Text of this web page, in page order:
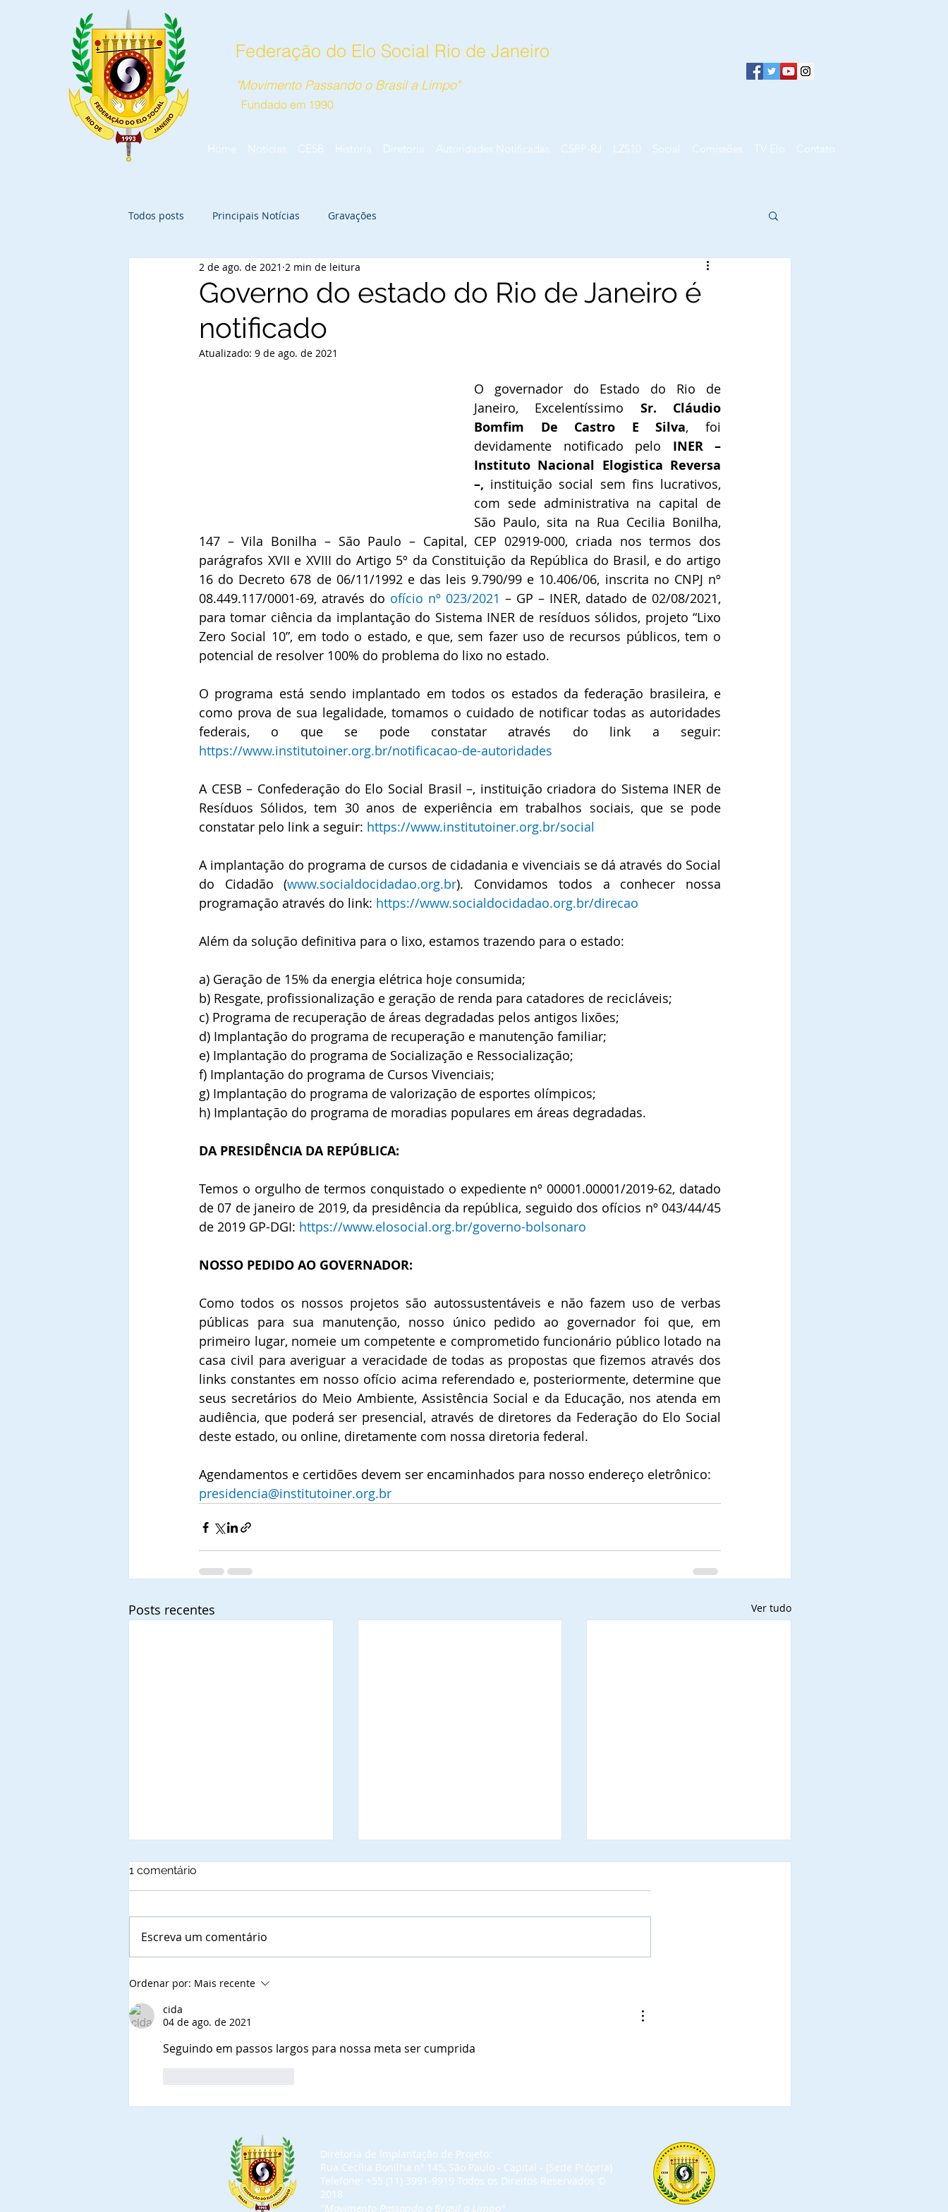
Federação do Elo Social Rio de Janeiro
"Movimento Passando o Brasil a Limpo"
Fundado em 1990
Home Notícias CESB História Diretoria Autoridades Notificadas CSRP-RJ LZS10 Social Comissões TV Elo Contato
Todos posts Principais Notícias Gravações
Governo do estado do Rio de Janeiro é
notificado
2 de ago. de 2021 2 min de leitura
Atualizado: 9 de ago. de 2021
O governador do Estado do Rio de
Janeiro, Excelentíssimo Sr. Cláudio
Bomfim De Castro E Silva, foi
devidamente notificado pelo INER –
Instituto Nacional Elogistica Reversa
–, instituição social sem fins lucrativos,
com sede administrativa na capital de
São Paulo, sita na Rua Cecilia Bonilha,
147 – Vila Bonilha – São Paulo – Capital, CEP 02919-000, criada nos termos dos
parágrafos XVII e XVIII do Artigo 5º da Constituição da República do Brasil, e do artigo
16 do Decreto 678 de 06/11/1992 e das leis 9.790/99 e 10.406/06, inscrita no CNPJ nº
08.449.117/0001-69, através do ofício nº 023/2021 – GP – INER, datado de 02/08/2021,
para tomar ciência da implantação do Sistema INER de resíduos sólidos, projeto “Lixo
Zero Social 10”, em todo o estado, e que, sem fazer uso de recursos públicos, tem o
potencial de resolver 100% do problema do lixo no estado.
O programa está sendo implantado em todos os estados da federação brasileira, e
como prova de sua legalidade, tomamos o cuidado de notificar todas as autoridades
https://www.institutoiner.org.br/notificacao-de-autoridades
A CESB – Confederação do Elo Social Brasil –, instituição criadora do Sistema INER de
Resíduos Sólidos, tem 30 anos de experiência em trabalhos sociais, que se pode
constatar pelo link a seguir: https://www.institutoiner.org.br/social
A implantação do programa de cursos de cidadania e vivenciais se dá através do Social
do Cidadão (www.socialdocidadao.org.br). Convidamos todos a conhecer nossa
programação através do link: https://www.socialdocidadao.org.br/direcao
Além da solução definitiva para o lixo, estamos trazendo para o estado:
a) Geração de 15% da energia elétrica hoje consumida;
b) Resgate, profissionalização e geração de renda para catadores de recicláveis;
c) Programa de recuperação de áreas degradadas pelos antigos lixões;
d) Implantação do programa de recuperação e manutenção familiar;
e) Implantação do programa de Socialização e Ressocialização;
f) Implantação do programa de Cursos Vivenciais;
g) Implantação do programa de valorização de esportes olímpicos;
h) Implantação do programa de moradias populares em áreas degradadas.
DA PRESIDÊNCIA DA REPÚBLICA:
Temos o orgulho de termos conquistado o expediente nº 00001.00001/2019-62, datado
de 07 de janeiro de 2019, da presidência da república, seguido dos ofícios nº 043/44/45
de 2019 GP-DGI: https://www.elosocial.org.br/governo-bolsonaro
NOSSO PEDIDO AO GOVERNADOR:
Como todos os nossos projetos são autossustentáveis e não fazem uso de verbas
públicas para sua manutenção, nosso único pedido ao governador foi que, em
primeiro lugar, nomeie um competente e comprometido funcionário público lotado na
casa civil para averiguar a veracidade de todas as propostas que fizemos através dos
links constantes em nosso ofício acima referendado e, posteriormente, determine que
seus secretários do Meio Ambiente, Assistência Social e da Educação, nos atenda em
audiência, que poderá ser presencial, através de diretores da Federação do Elo Social
deste estado, ou online, diretamente com nossa diretoria federal.
Agendamentos e certidões devem ser encaminhados para nosso endereço eletrônico:
presidencia@institutoiner.org.br
Posts recentes Ver tudo
Autoridades municipais do
Estado do Rio de Janeiro,
que confirmaram a
presença nas solenidades
Comendadores e
Ordem do Mérito do Elo
Credenciada, Laureada,
Aclamada e Diplomada
1 comentário
Escreva um comentário
Ordenar por: Mais recente
cida
04 de ago. de 2021
Seguindo em passos largos para nossa meta ser cumprida
Diretoria de Implantação de Projeto:
Rua Cecília Bonilha nº 145, São Paulo - Capital - (Sede Própria)
Telefone: +55 (11) 3991-9919 Todos os Direitos Reservados​ ©
2018
"Movimento Passando o Brasil a Limpo"